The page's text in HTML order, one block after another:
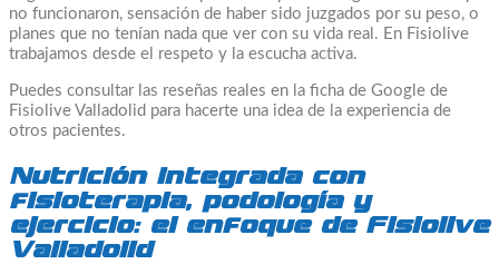
no funcionaron, sensación de haber sido juzgados por su peso, o
planes que no tenían nada que ver con su vida real. En Fisiolive
trabajamos desde el respeto y la escucha activa.
Puedes consultar las reseñas reales en la ficha de Google de
Fisiolive Valladolid para hacerte una idea de la experiencia de
otros pacientes.
Nutrición integrada con
fisioterapia, podología y
ejercicio: el enfoque de Fisiolive
Valladolid